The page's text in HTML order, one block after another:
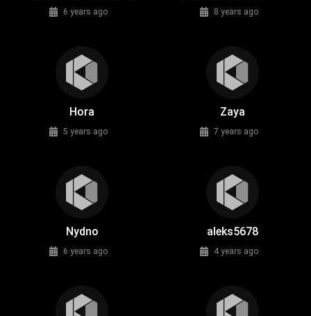
6 years ago 8 years ago
Hora
5 years ago
Zaya
7 years ago
Nydno
6 years ago
aleks5678
4 years ago